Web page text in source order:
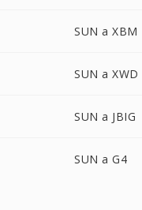
SUN a XBM
SUN a XWD
SUN a JBIG
SUN a G4